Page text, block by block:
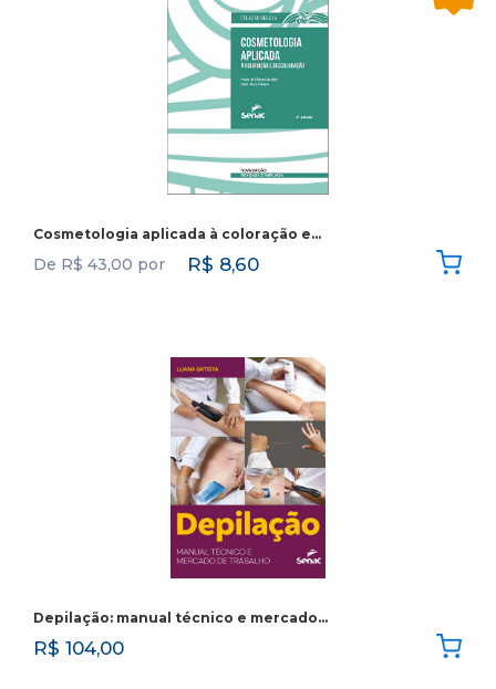
Cosmetologia aplicada à coloração e…
De R$ 43,00 por R$ 8,60
Depilação: manual técnico e mercado…
R$ 104,00